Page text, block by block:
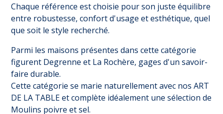
Chaque référence est choisie pour son juste équilibre
entre robustesse, confort d'usage et esthétique, quel
que soit le style recherché.
Parmi les maisons présentes dans cette catégorie
figurent Degrenne et La Rochère, gages d'un savoir-
faire durable.
Cette catégorie se marie naturellement avec nosART
DE LA TABLEet complète idéalement une sélection de
Moulins poivre et sel.